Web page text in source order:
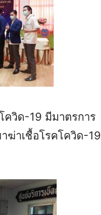
ควิด-19 มีมาตรการ
ฆ่าเชื้อโรคโควิด-19